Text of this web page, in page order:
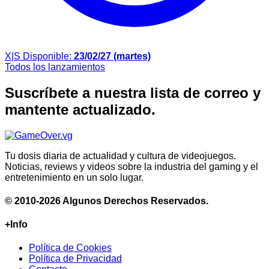
X|S Disponible: 23/02/27 (martes)
Todos los lanzamientos
Suscríbete a nuestra lista de correo y
mantente actualizado.
Tu dosis diaria de actualidad y cultura de videojuegos.
Noticias, reviews y videos sobre la industria del gaming y el
entretenimiento en un solo lugar.
© 2010-2026 Algunos Derechos Reservados.
+Info
Política de Cookies
Política de Privacidad